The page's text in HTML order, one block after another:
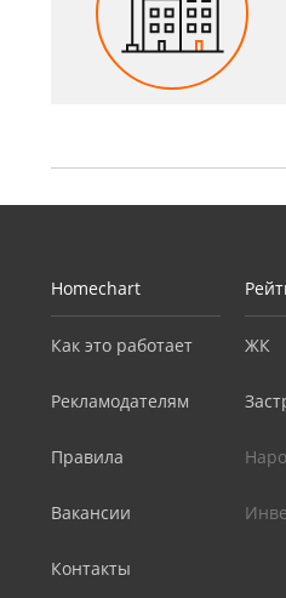
Homechart
Как это работает
Рекламодателям
Правила
Вакансии
Контакты
ЖК